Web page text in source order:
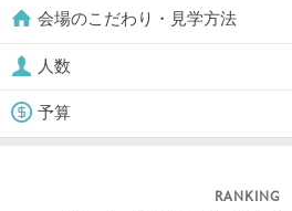
会場のこだわり・見学方法
人数
予算